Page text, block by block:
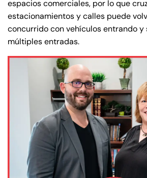
espacios comerciales, por lo que
estacionamientos y calles puede
concurrido con vehículos entrando y
múltiples entradas.